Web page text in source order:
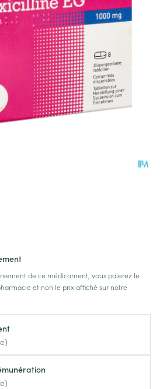
de ce médicament, vous paierez le
et non le prix affiché sur notre